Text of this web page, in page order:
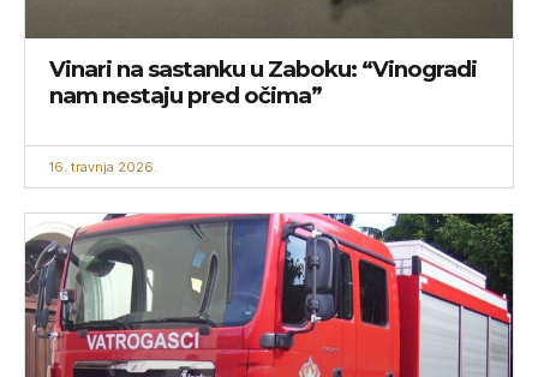
Vinari na sastanku u Zaboku: “Vinogradi
nam nestaju pred očima”
16. travnja 2026.